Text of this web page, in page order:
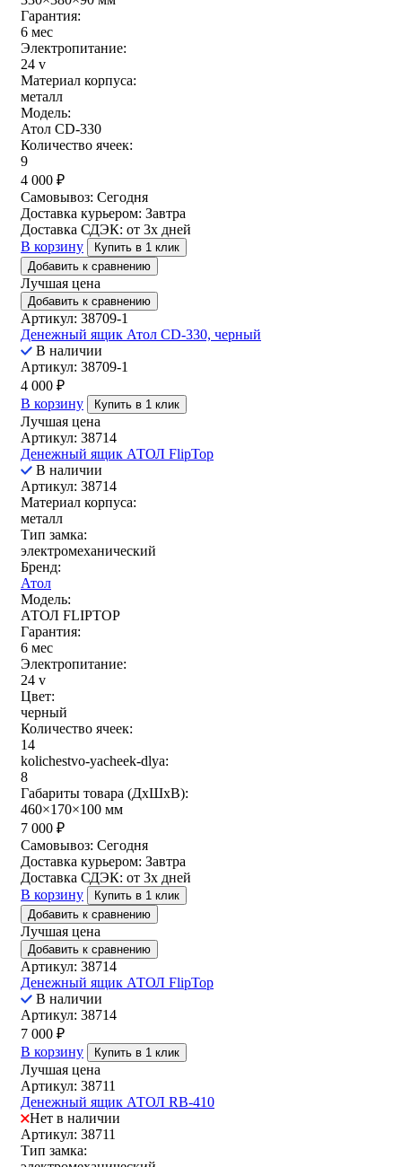
Гарантия:
6 мес
Электропитание:
24 v
Материал корпуса:
металл
Модель:
Атол CD-330
Количество ячеек:
9
4 000 ₽
Самовывоз: Сегодня
Доставка курьером: Завтра
Доставка СДЭК: от 3х дней
В корзину
Купить в 1 клик
Добавить к сравнению
Лучшая цена
Добавить к сравнению
Артикул: 38709-1
Денежный ящик Атол CD-330, черный
В наличии
Артикул: 38709-1
4 000 ₽
В корзину
Купить в 1 клик
Лучшая цена
Артикул: 38714
Денежный ящик АТОЛ FlipTop
В наличии
Артикул: 38714
Материал корпуса:
металл
Тип замка:
электромеханический
Бренд:
Атол
Модель:
АТОЛ FLIPTOP
Гарантия:
6 мес
Электропитание:
24 v
Цвет:
черный
Количество ячеек:
14
kolichestvo-yacheek-dlya:
8
Габариты товара (ДxШxВ):
460×170×100 мм
7 000 ₽
Самовывоз: Сегодня
Доставка курьером: Завтра
Доставка СДЭК: от 3х дней
В корзину
Купить в 1 клик
Добавить к сравнению
Лучшая цена
Добавить к сравнению
Артикул: 38714
Денежный ящик АТОЛ FlipTop
В наличии
Артикул: 38714
7 000 ₽
В корзину
Купить в 1 клик
Лучшая цена
Артикул: 38711
Денежный ящик АТОЛ RB-410
Нет в наличии
Артикул: 38711
Тип замка: